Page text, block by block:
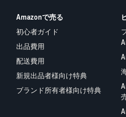
Amazonで売る
初心者ガイド
出品費用
配送費用
新規出品者様向け特典
ブランド所有者様向け特典